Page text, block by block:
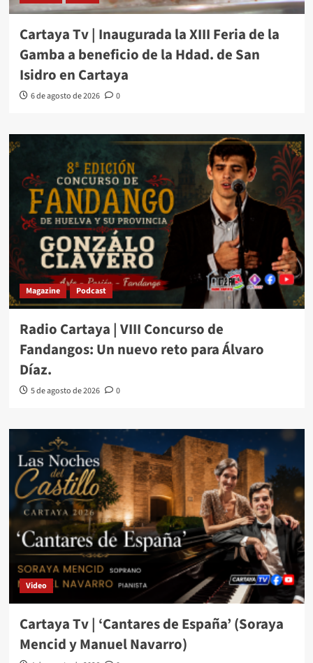
Cartaya Tv | Inaugurada la XIII Feria de la
Gamba a beneficio de la Hdad. de San
Isidro en Cartaya
6 de agosto de 2026 0
Magazine Podcast
Radio Cartaya | VIII Concurso de
Fandangos: Un nuevo reto para Álvaro
Díaz.
5 de agosto de 2026 0
Video
Cartaya Tv | ‘Cantares de España’ (Soraya
Mencid y Manuel Navarro)